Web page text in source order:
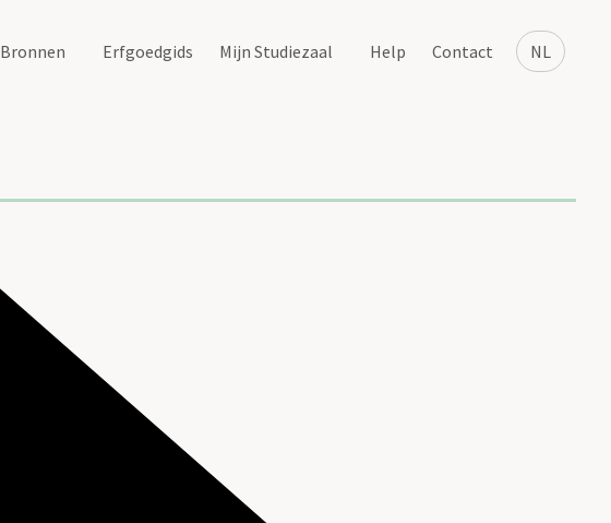
NL
Bronnen Erfgoedgids Mijn Studiezaal Help Contact